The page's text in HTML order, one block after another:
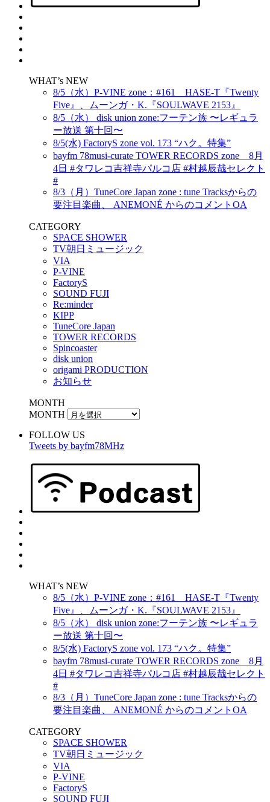
WHAT’s NEW
8/5（水）P-VINE zone：#161 HASE-T『Twenty
Five』、ムーンガ・K.『SOULWAVE 2153』
8/5（水） disk union zone:フーテン族 〜レギュラ
ー放送 第十回〜
8/5(水) FactoryS zone vol. 173 “ハク。特集”
bayfm 78musi-curate TOWER RECORDS zone 8月
4日 #タワレコ吉祥寺パルコ店 #村越辰哉セレクト
#
8/3（月）TuneCore Japan zone : tune Tracksからの
要注目楽曲、 ANEMONÉ からのコメントOA
CATEGORY
SPACE SHOWER
TV朝日ミュージック
VIA
P-VINE
FactoryS
SOUND FUJI
Re:minder
KIPP
TuneCore Japan
TOWER RECORDS
Spincoaster
disk union
origami PRODUCTION
お知らせ
MONTH
MONTH
FOLLOW US
Tweets by bayfm78MHz
WHAT’s NEW
8/5（水）P-VINE zone：#161 HASE-T『Twenty
Five』、ムーンガ・K.『SOULWAVE 2153』
8/5（水） disk union zone:フーテン族 〜レギュラ
ー放送 第十回〜
8/5(水) FactoryS zone vol. 173 “ハク。特集”
bayfm 78musi-curate TOWER RECORDS zone 8月
4日 #タワレコ吉祥寺パルコ店 #村越辰哉セレクト
#
8/3（月）TuneCore Japan zone : tune Tracksからの
要注目楽曲、 ANEMONÉ からのコメントOA
CATEGORY
SPACE SHOWER
TV朝日ミュージック
VIA
P-VINE
FactoryS
SOUND FUJI